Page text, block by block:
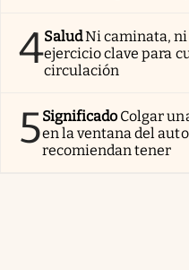
4SaludNi caminata,
ejercicio clave para
circulación
5Significado Colgar
en la ventana del
recomiendan tener